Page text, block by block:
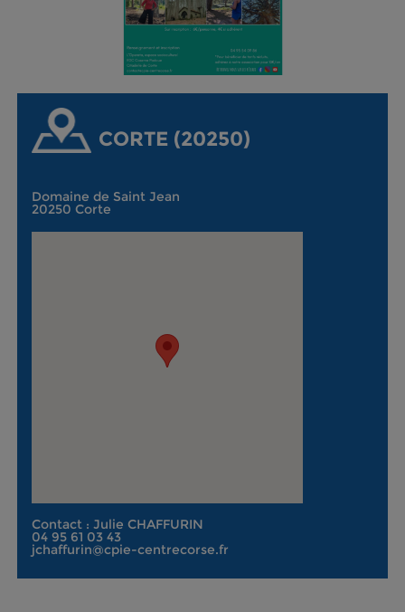
CORTE (20250)
Domaine de Saint Jean
20250 Corte
Contact : Julie CHAFFURIN
04 95 61 03 43
jchaffurin@cpie-centrecorse.fr